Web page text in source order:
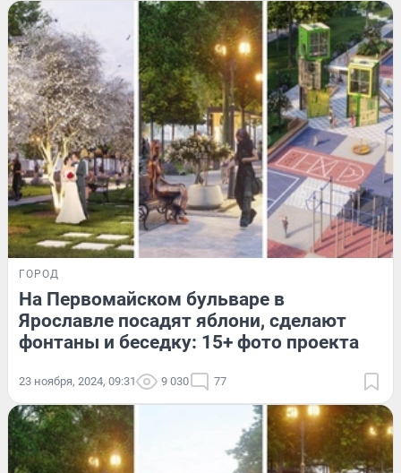
ГОРОД
На Первомайском бульваре в
Ярославле посадят яблони, сделают
фонтаны и беседку: 15+ фото проекта
23 ноября, 2024, 09:31 9 030 77